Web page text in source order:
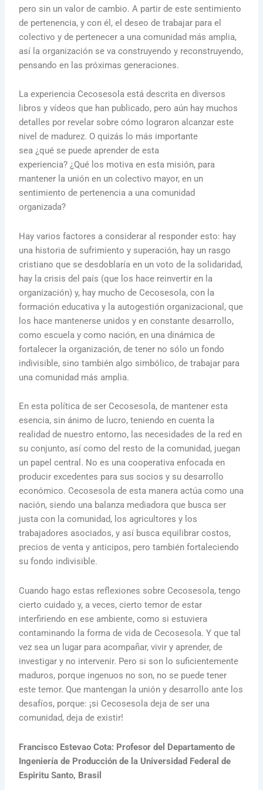
pero sin un valor de cambio. A partir de este sentimiento
de pertenencia, y con él, el deseo de trabajar para el
colectivo y de pertenecer a una comunidad más amplia,
así la organización se va construyendo y reconstruyendo,
pensando en las próximas generaciones.
La experiencia Cecosesola está descrita en diversos
libros y vídeos que han publicado, pero aún hay muchos
detalles por revelar sobre cómo lograron alcanzar este
nivel de madurez. O quizás lo más importante
sea ¿qué se puede aprender de esta
experiencia? ¿Qué los motiva en esta misión, para
mantener la unión en un colectivo mayor, en un
sentimiento de pertenencia a una comunidad
organizada?
Hay varios factores a considerar al responder esto: hay
una historia de sufrimiento y superación, hay un rasgo
cristiano que se desdoblaría en un voto de la solidaridad,
hay la crisis del país (que los hace reinvertir en la
organización) y, hay mucho de Cecosesola, con la
formación educativa y la autogestión organizacional, que
los hace mantenerse unidos y en constante desarrollo,
como escuela y como nación, en una dinámica de
fortalecer la organización, de tener no sólo un fondo
indivisible, sino también algo simbólico, de trabajar para
una comunidad más amplia.
En esta política de ser Cecosesola, de mantener esta
esencia, sin ánimo de lucro, teniendo en cuenta la
realidad de nuestro entorno, las necesidades de la red en
su conjunto, así como del resto de la comunidad, juegan
un papel central. No es una cooperativa enfocada en
producir excedentes para sus socios y su desarrollo
económico. Cecosesola de esta manera actúa como una
nación, siendo una balanza mediadora que busca ser
justa con la comunidad, los agricultores y los
trabajadores asociados, y así busca equilibrar costos,
precios de venta y anticipos, pero también fortaleciendo
su fondo indivisible.
Cuando hago estas reflexiones sobre Cecosesola, tengo
cierto cuidado y, a veces, cierto temor de estar
interfiriendo en ese ambiente, como si estuviera
contaminando la forma de vida de Cecosesola. Y que tal
vez sea un lugar para acompañar, vivir y aprender, de
investigar y no intervenir. Pero si son lo suficientemente
maduros, porque ingenuos no son, no se puede tener
este temor. Que mantengan la unión y desarrollo ante los
desafíos, porque: ¡si Cecosesola deja de ser una
comunidad, deja de existir!
Francisco Estevao Cota: Profesor del Departamento de
Ingeniería de Producción de la Universidad Federal de
Espiritu Santo, Brasil